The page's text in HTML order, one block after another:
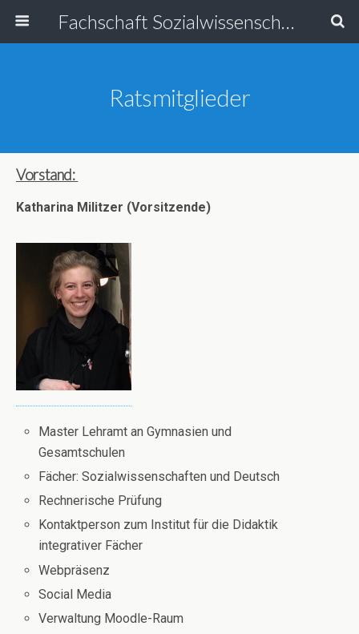
Fachschaft Sozialwissenschaften
Ratsmitglieder
Vorstand:
Katharina Militzer (Vorsitzende)
Master Lehramt an Gymnasien und
Gesamtschulen
Fächer: Sozialwissenschaften und Deutsch
Rechnerische Prüfung
Kontaktperson zum Institut für die Didaktik
integrativer Fächer
Webpräsenz
Social Media
Verwaltung Moodle-Raum